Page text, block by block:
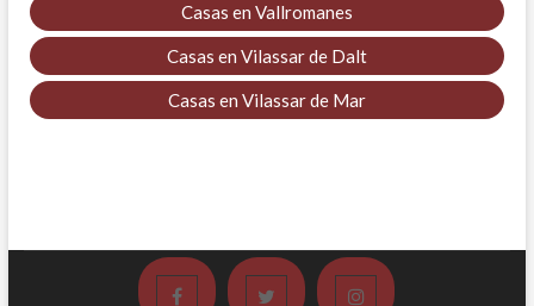
Casas en Vallromanes
Casas en Vilassar de Dalt
Casas en Vilassar de Mar
Facebook Twitter Instagram